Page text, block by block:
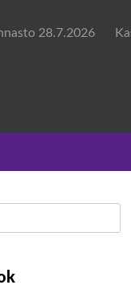
28.7.2026